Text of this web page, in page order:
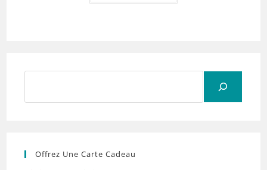
Offrez Une Carte Cadeau